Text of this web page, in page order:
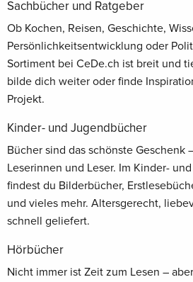
Sachbücher und Ratgeber
Ob Kochen, Reisen, Geschichte,
Persönlichkeitsentwicklung oder
Sortiment bei CeDe.ch ist breit und
bilde dich weiter oder finde
Projekt.
Kinder- und Jugendbücher
Bücher sind das schönste Geschenk
Leserinnen und Leser. Im Kinder-
findest du Bilderbücher,
und vieles mehr. Altersgerecht,
schnell geliefert.
Hörbücher
Nicht immer ist Zeit zum Lesen –